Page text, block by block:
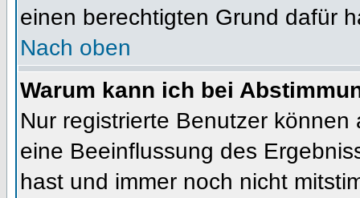
einen berechtigten Grund dafür
Nach oben
Warum kann ich bei
Nur registrierte Benutzer
eine Beeinflussung des
hast und immer noch nicht